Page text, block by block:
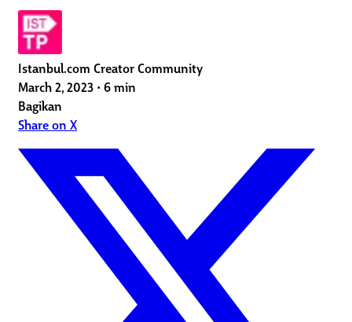
Istanbul.com Creator Community
March 2, 2023 • 6 min
Bagikan
Share on X